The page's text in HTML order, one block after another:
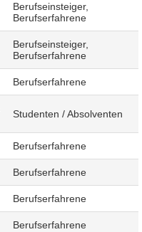
Berufseinsteiger,
Berufserfahrene
Berufseinsteiger,
Berufserfahrene
Berufserfahrene
Studenten / Absolventen
Berufserfahrene
Berufserfahrene
Berufserfahrene
Berufserfahrene